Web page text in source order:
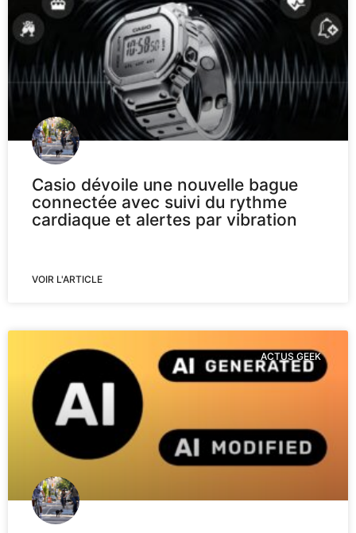
Casio dévoile une nouvelle bague
connectée avec suivi du rythme
cardiaque et alertes par vibration
VOIR L'ARTICLE
ACTUS GEEK